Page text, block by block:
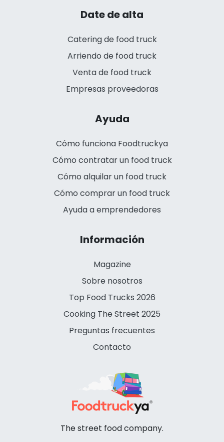
Date de alta
Catering de food truck
Arriendo de food truck
Venta de food truck
Empresas proveedoras
Ayuda
Cómo funciona Foodtruckya
Cómo contratar un food truck
Cómo alquilar un food truck
Cómo comprar un food truck
Ayuda a emprendedores
Información
Magazine
Sobre nosotros
Top Food Trucks 2026
Cooking The Street 2025
Preguntas frecuentes
Contacto
The street food company.